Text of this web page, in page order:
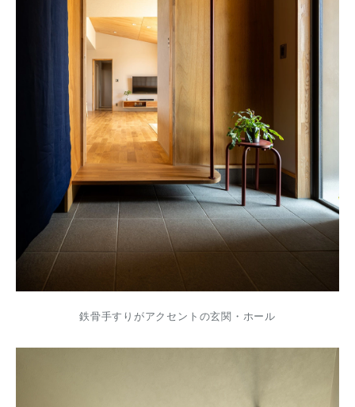
鉄骨手すりがアクセントの玄関・ホール